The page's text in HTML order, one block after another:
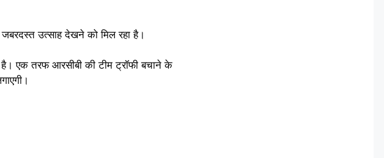
उत्साह देखने को मिल रहा है।
है। एक तरफ आरसीबी की टीम ट्रॉफी बचाने के